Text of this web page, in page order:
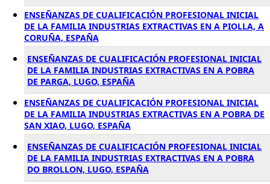
ENSEÑANZAS DE CUALIFICACIÓN PROFESIONAL INICIAL
DE LA FAMILIA INDUSTRIAS EXTRACTIVAS EN A PIOLLA, A
CORUÑA, ESPAÑA
ENSEÑANZAS DE CUALIFICACIÓN PROFESIONAL INICIAL
DE LA FAMILIA INDUSTRIAS EXTRACTIVAS EN A POBRA
DE PARGA, LUGO, ESPAÑA
ENSEÑANZAS DE CUALIFICACIÓN PROFESIONAL INICIAL
DE LA FAMILIA INDUSTRIAS EXTRACTIVAS EN A POBRA DE
SAN XIAO, LUGO, ESPAÑA
ENSEÑANZAS DE CUALIFICACIÓN PROFESIONAL INICIAL
DE LA FAMILIA INDUSTRIAS EXTRACTIVAS EN A POBRA
DO BROLLON, LUGO, ESPAÑA